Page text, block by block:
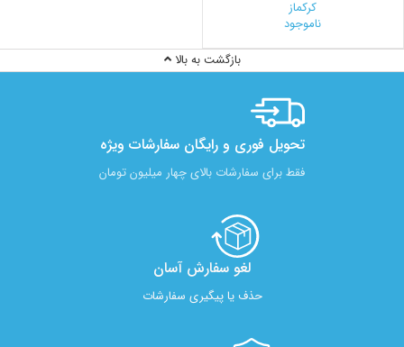
کرکماز
ناموجود
بازگشت به بالا
تحویل فوری و رایگان سفارشات ویژه
فقط برای سفارشات بالای چهار میلیون تومان
لغو سفارش آسان​
حذف یا پیگیری سفارشات